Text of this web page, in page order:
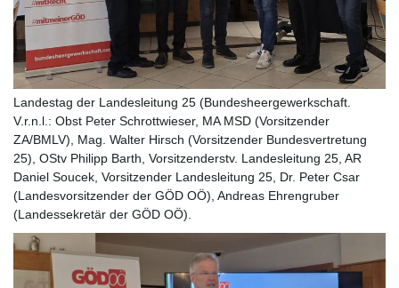
Landestag der Landesleitung 25 (Bundesheergewerkschaft.
V.r.n.l.: Obst Peter Schrottwieser, MA MSD (Vorsitzender
ZA/BMLV), Mag. Walter Hirsch (Vorsitzender Bundesvertretung
25), OStv Philipp Barth, Vorsitzenderstv. Landesleitung 25, AR
Daniel Soucek, Vorsitzender Landesleitung 25, Dr. Peter Csar
(Landesvorsitzender der GÖD OÖ), Andreas Ehrengruber
(Landessekretär der GÖD OÖ).